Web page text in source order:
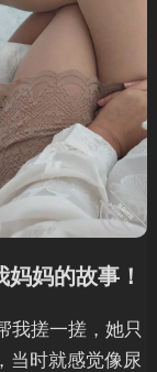
妈的故事！
我搓一搓，她只
当时就感觉像尿